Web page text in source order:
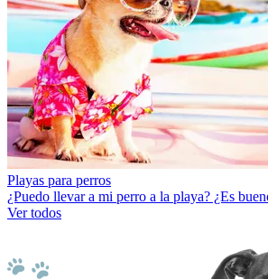
Playas para perros
¿Puedo llevar a mi perro a la playa? ¿Es
Ver todos